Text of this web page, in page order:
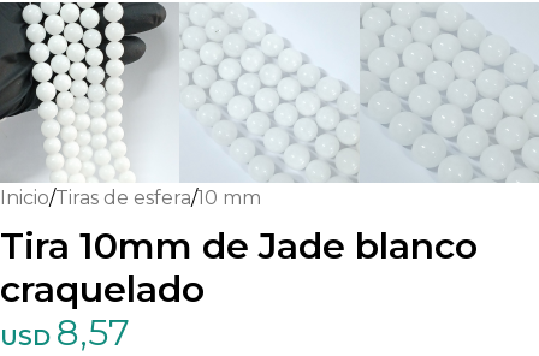
Inicio/Tiras de esfera/10 mm
Tira 10mm de Jade blanco
craquelado
USD 8,57